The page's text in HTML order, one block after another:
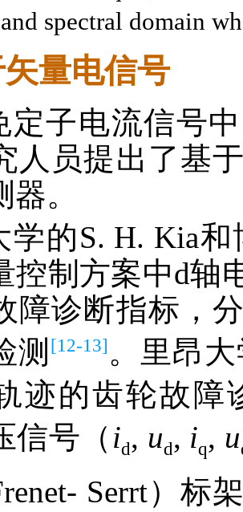
spectral domain
矢量电信号
定子电流信号
人员提出了基
。
学的S. H. Kia
控制方案中d轴
障诊断指标，
测 [12-13] 。里昂
迹的齿轮故障
信号（ id, ud, iq, u
Serrt）标